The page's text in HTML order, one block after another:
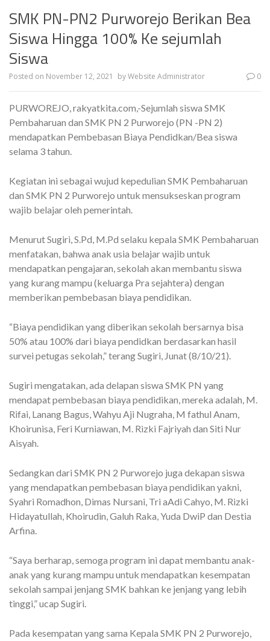
SMK PN-PN2 Purworejo Berikan Bea
Siswa Hingga 100% Ke sejumlah
Siswa
Posted on November 12, 2021 byWebsite Administrator 0
PURWOREJO, rakyatkita.com,-Sejumlah siswa SMK
Pembaharuan dan SMK PN 2 Purworejo (PN -PN 2)
mendapatkan Pembebasan Biaya Pendidkan/Bea siswa
selama 3 tahun.
Kegiatan ini sebagai wujud kepedulian SMK Pembaharuan
dan SMK PN 2 Purworejo untuk mensukseskan program
wajib belajar oleh pemerintah.
Menurut Sugiri, S.Pd, M.Pd selaku kepala SMK Pembaharuan
menfatakan, bahwa anak usia belajar wajib untuk
mendapatkan pengajaran, sekolah akan membantu siswa
yang kurang mampu (keluarga Pra sejahtera) dengan
memberikan pembebasan biaya pendidikan.
“Biaya pendidikan yang diberikan sekolah bersarnya bisa
50% atau 100% dari biaya pendidkan berdasarkan hasil
survei petugas sekolah,” terang Sugiri, Junat (8/10/21).
Sugiri mengatakan, ada delapan siswa SMK PN yang
mendapat pembebasan biaya pendidikan, mereka adalah, M.
Rifai, Lanang Bagus, Wahyu Aji Nugraha, M fathul Anam,
Khoirunisa, Feri Kurniawan, M. Rizki Fajriyah dan Siti Nur
Aisyah.
Sedangkan dari SMK PN 2 Purworejo juga dekapan siswa
yang mendapatkan pembebasan biaya pendidikan yakni,
Syahri Romadhon, Dimas Nursani, Tri aAdi Cahyo, M. Rizki
Hidayatullah, Khoirudin, Galuh Raka, Yuda DwiP dan Destia
Arfina.
“Saya berharap, semoga program ini dapat membantu anak-
anak yang kurang mampu untuk mendapatkan kesempatan
sekolah sampai jenjang SMK bahkan ke jenjang yang lebih
tinggi,” ucap Sugiri.
Pada kesempatan yang sama Kepala SMK PN 2 Purworejo,